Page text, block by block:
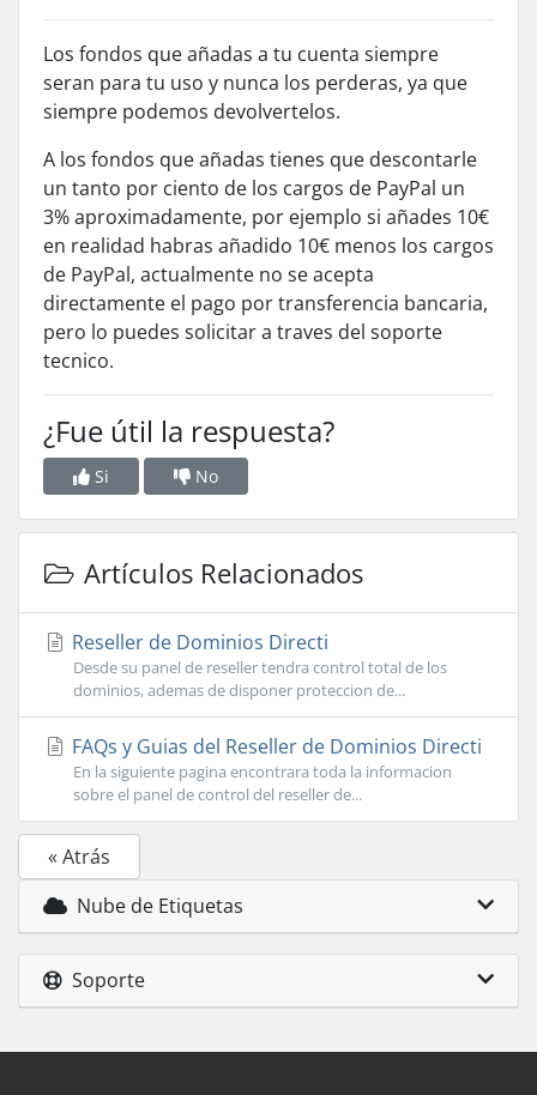
Los fondos que añadas a tu cuenta siempre
seran para tu uso y nunca los perderas, ya que
siempre podemos devolvertelos.
A los fondos que añadas tienes que descontarle
un tanto por ciento de los cargos de PayPal un
3% aproximadamente, por ejemplo si añades 10€
en realidad habras añadido 10€ menos los cargos
de PayPal, actualmente no se acepta
directamente el pago por transferencia bancaria,
pero lo puedes solicitar a traves del soporte
tecnico.
¿Fue útil la respuesta?
Si No
Artículos Relacionados
Reseller de Dominios Directi
Desde su panel de reseller tendra control total de los
dominios, ademas de disponer proteccion de...
FAQs y Guias del Reseller de Dominios Directi
En la siguiente pagina encontrara toda la informacion
sobre el panel de control del reseller de...
« Atrás
Nube de Etiquetas
Soporte